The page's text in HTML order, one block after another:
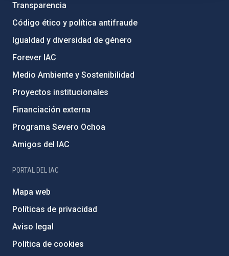
Transparencia
Código ético y política antifraude
Igualdad y diversidad de género
Forever IAC
Medio Ambiente y Sostenibilidad
Proyectos institucionales
Financiación externa
Programa Severo Ochoa
Amigos del IAC
PORTAL DEL IAC
Mapa web
Políticas de privacidad
Aviso legal
Política de cookies